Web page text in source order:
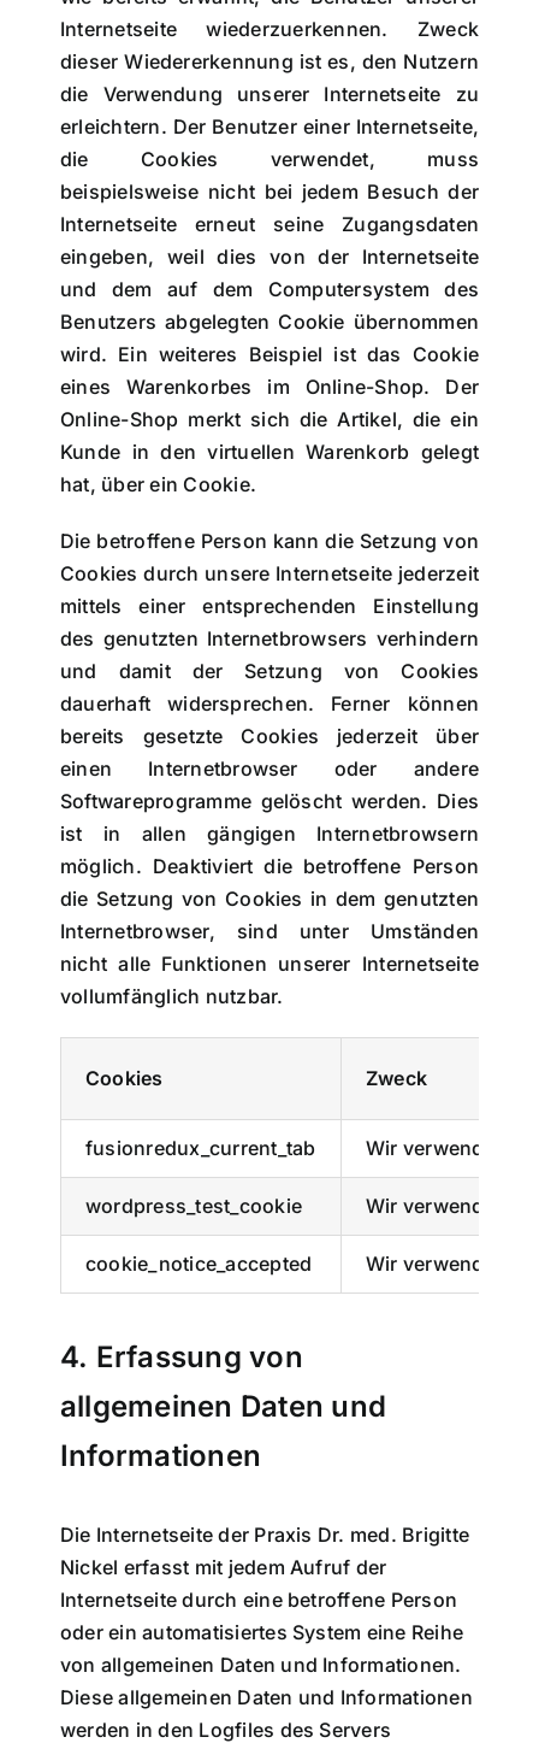
Internetseite wiederzuerkennen. Zweck
dieser Wiedererkennung ist es, den Nutzern
die Verwendung unserer Internetseite zu
erleichtern. Der Benutzer einer Internetseite,
die Cookies verwendet, muss
beispielsweise nicht bei jedem Besuch der
Internetseite erneut seine Zugangsdaten
eingeben, weil dies von der Internetseite
und dem auf dem Computersystem des
Benutzers abgelegten Cookie übernommen
wird. Ein weiteres Beispiel ist das Cookie
eines Warenkorbes im Online-Shop. Der
Online-Shop merkt sich die Artikel, die ein
Kunde in den virtuellen Warenkorb gelegt
hat, über ein Cookie.
Die betroffene Person kann die Setzung von
Cookies durch unsere Internetseite jederzeit
mittels einer entsprechenden Einstellung
des genutzten Internetbrowsers verhindern
und damit der Setzung von Cookies
dauerhaft widersprechen. Ferner können
bereits gesetzte Cookies jederzeit über
einen Internetbrowser oder andere
Softwareprogramme gelöscht werden. Dies
ist in allen gängigen Internetbrowsern
möglich. Deaktiviert die betroffene Person
die Setzung von Cookies in dem genutzten
Internetbrowser, sind unter Umständen
nicht alle Funktionen unserer Internetseite
vollumfänglich nutzbar.
Cookies Zweck
fusionredux_current_tab Wir verwenden
wordpress_test_cookie Wir verwenden
cookie_notice_accepted Wir verwenden
4. Erfassung von
allgemeinen Daten und
Informationen
Die Internetseite der Praxis Dr. med. Brigitte
Nickel erfasst mit jedem Aufruf der
Internetseite durch eine betroffene Person
oder ein automatisiertes System eine Reihe
von allgemeinen Daten und Informationen.
Diese allgemeinen Daten und Informationen
werden in den Logfiles des Servers